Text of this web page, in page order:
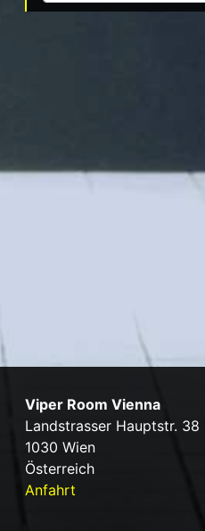
Viper Room Vienna
Landstrasser Hauptstr. 38
1030 Wien
Österreich
Anfahrt